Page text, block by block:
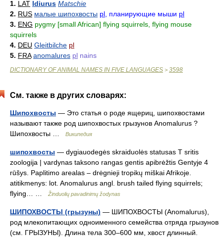
1. LAT Idiurus Matschie
2. RUS малые шипохвосты pl , планирующие мыши pl
3. ENG pygmy [small African] flying squirrels, flying mouse
squirrels
4. DEU Gleitbilche pl
5. FRA anomalures pl nains
DICTIONARY OF ANIMAL NAMES IN FIVE LANGUAGES > 3598
См. также в других словарях:
Шипохвосты — Это статья о роде ящериц, шипохвостами
называют также род шипохвостых грызунов Anomalurus ?
Шипохвосты …
Википедия
шипохвосты — dygiauodegės skraiduolės statusas T sritis
zoologija | vardynas taksono rangas gentis apibrėžtis Gentyje 4
rūšys. Paplitimo arealas – drėgnieji tropikų miškai Afrikoje.
atitikmenys: lot. Anomalurus angl. brush tailed flying squirrels;
flying… …
Žinduolių pavadinimų žodynas
ШИПОХВОСТЫ (грызуны) — ШИПОХВОСТЫ (Anomalurus),
род млекопитающих одноименного семейства отряда грызунов
(см. ГРЫЗУНЫ). Длина тела 300–600 мм, хвост длинный.